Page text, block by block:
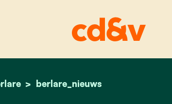
home berlare_nieuws
kasteelrenovatie wordt onbetaalbaar